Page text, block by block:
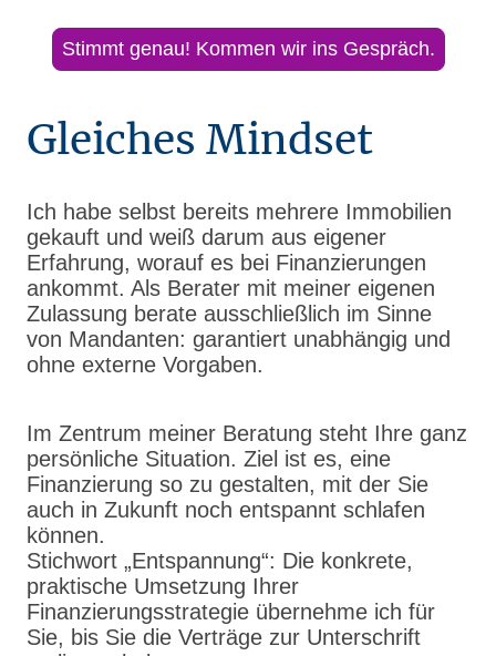
Stimmt genau! Kommen wir ins Gespräch.
Gleiches Mindset
Ich habe selbst bereits mehrere Immobilien
gekauft und weiß darum aus eigener
Erfahrung, worauf es bei Finanzierungen
ankommt. Als Berater mit meiner eigenen
Zulassung berate ausschließlich im Sinne
von Mandanten: garantiert unabhängig und
ohne externe Vorgaben.
Im Zentrum meiner Beratung steht Ihre ganz
persönliche Situation. Ziel ist es, eine
Finanzierung so zu gestalten, mit der Sie
auch in Zukunft noch entspannt schlafen
können.
Stichwort „Entspannung“: Die konkrete,
praktische Umsetzung Ihrer
Finanzierungsstrategie übernehme ich für
Sie, bis Sie die Verträge zur Unterschrift